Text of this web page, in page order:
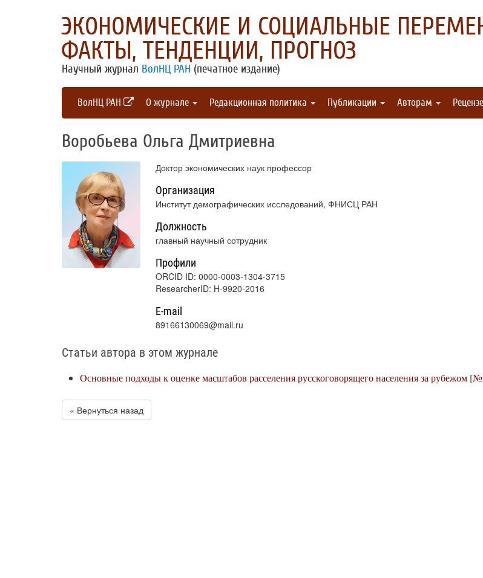
ЭКОНОМИЧЕСКИЕ И СОЦИАЛЬНЫЕ
ФАКТЫ, ТЕНДЕНЦИИ, ПРОГНОЗ
Научный журнал ВолНЦ РАН (печатное издание)
ВолНЦ РАН О журнале Редакционная политика Публикации Авторам
Воробьева Ольга Дмитриевна
Доктор экономических наук профессор
Организация
Институт демографических исследований, ФНИСЦ РАН
Должность
главный научный сотрудник
Профили
ORCID ID: 0000-0003-1304-3715
ResearcherID: H-9920-2016
E-mail
89166130069@mail.ru
Статьи автора в этом журнале
Основные подходы к оценке масштабов расселения русскоговорящего населения за рубежом [
« Вернуться назад